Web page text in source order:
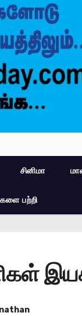
சினிமா
பற்றி